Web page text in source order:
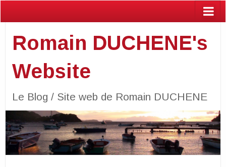
Romain DUCHENE's
Website
Le Blog / Site web de Romain DUCHENE